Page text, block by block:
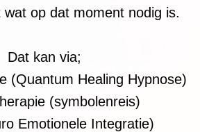
op dat moment nodig is.
Dat kan via;
(Quantum Healing Hypnose)
(symbolenreis)
Emotionele Integratie)